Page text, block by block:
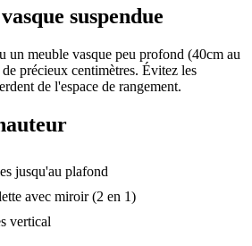
suspendue
un meuble vasque peu profond (40cm au
précieux centimètres. Évitez les
de l'espace de rangement.
jusqu'au plafond
avec miroir (2 en 1)
vertical